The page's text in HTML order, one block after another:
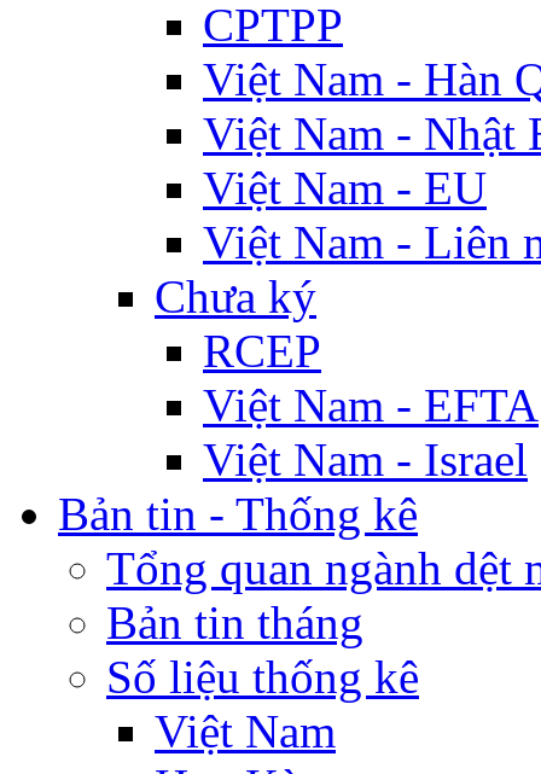
CPTPP
Việt Nam - Hàn
Việt Nam - Nhật
Việt Nam - EU
Việt Nam - Liên
Chưa ký
RCEP
Việt Nam - EFTA
Việt Nam - Israel
Bản tin - Thống kê
Tổng quan ngành dệt
Bản tin tháng
Số liệu thống kê
Việt Nam